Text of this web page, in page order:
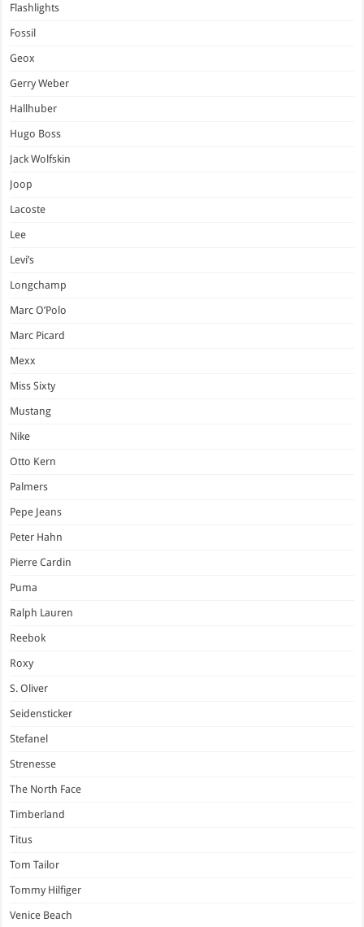
Flashlights
Fossil
Geox
Gerry Weber
Hallhuber
Hugo Boss
Jack Wolfskin
Joop
Lacoste
Lee
Levi’s
Longchamp
Marc O’Polo
Marc Picard
Mexx
Miss Sixty
Mustang
Nike
Otto Kern
Palmers
Pepe Jeans
Peter Hahn
Pierre Cardin
Puma
Ralph Lauren
Reebok
Roxy
S. Oliver
Seidensticker
Stefanel
Strenesse
The North Face
Timberland
Titus
Tom Tailor
Tommy Hilfiger
Venice Beach